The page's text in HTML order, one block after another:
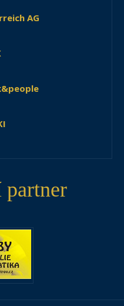
AG
partner